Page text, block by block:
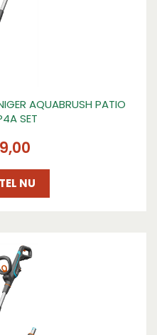
AQUABRUSH PATIO
SET
,00
NU